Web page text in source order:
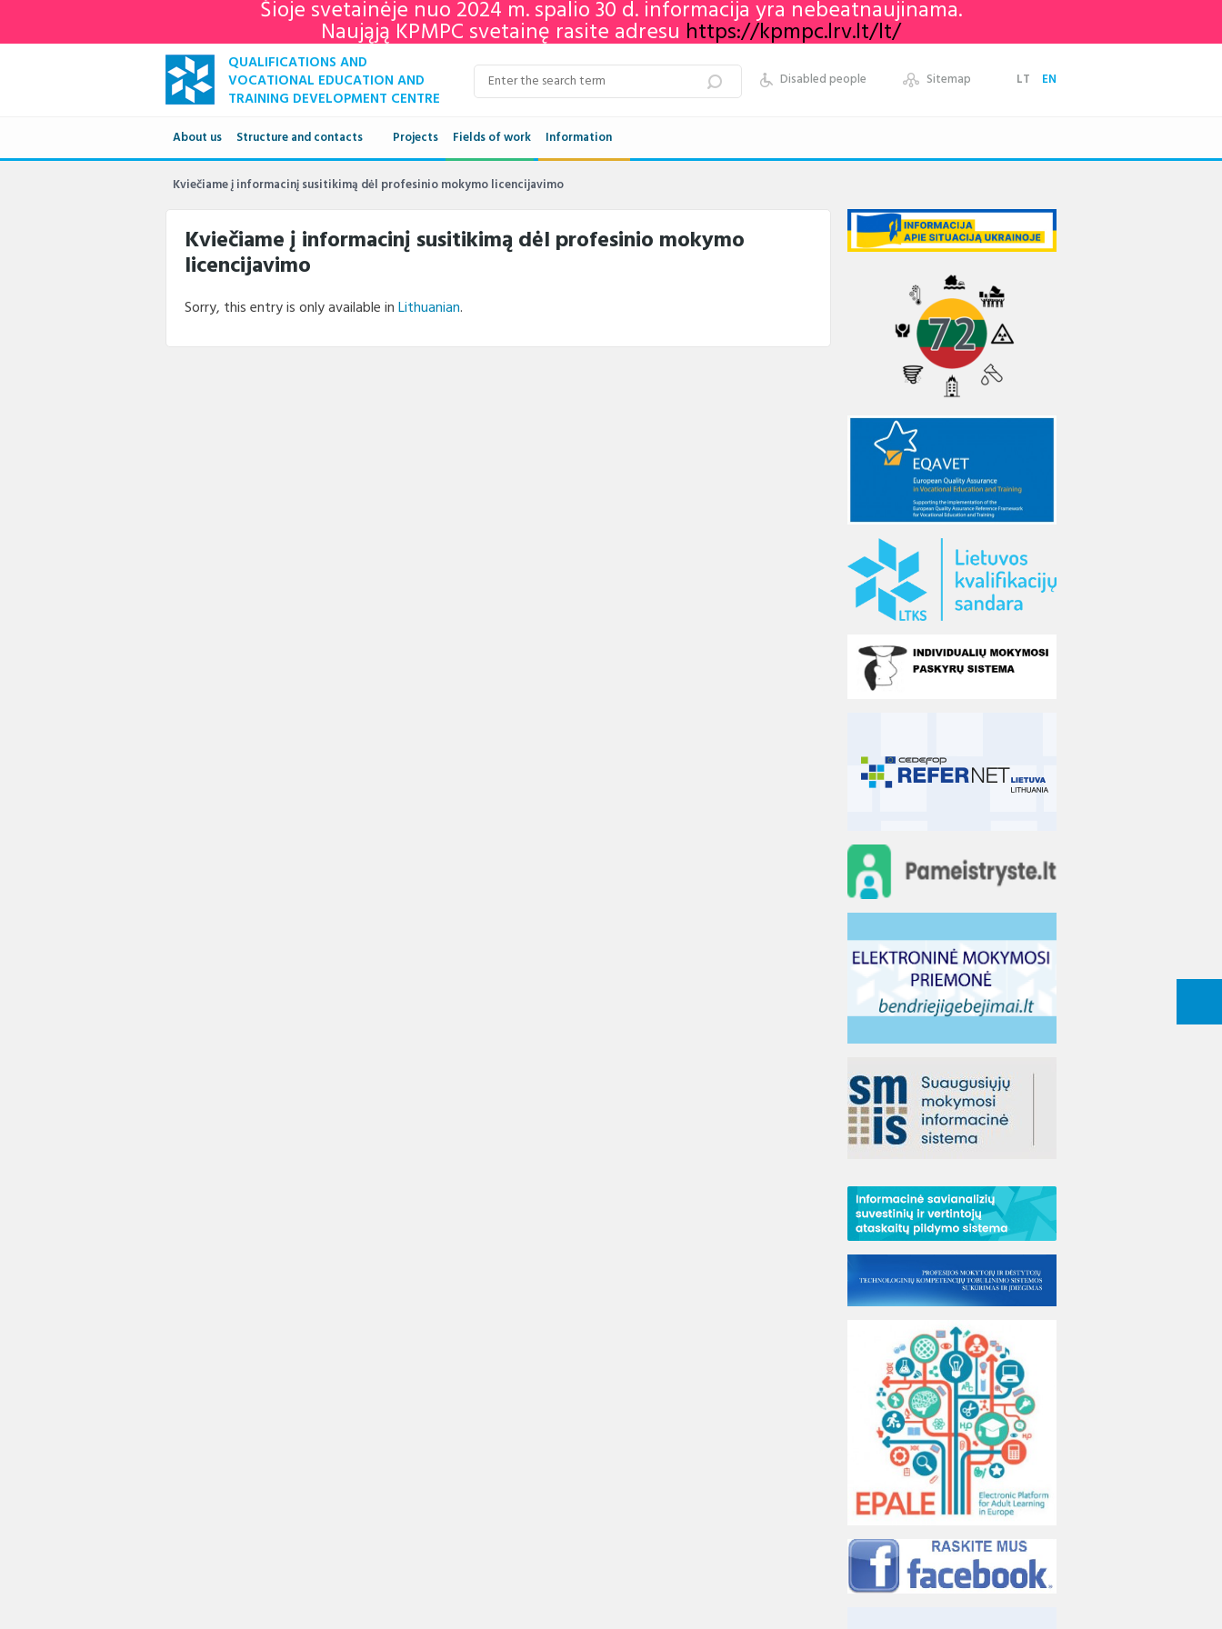
Šioje svetainėje nuo 2024 m. spalio 30 d. informacija yra nebeatnaujinama.
Naująją KPMPC svetainę rasite adresu https://kpmpc.lrv.lt/lt/
QUALIFICATIONS AND
VOCATIONAL EDUCATION AND
TRAINING DEVELOPMENT CENTRE
LT EN
Sitemap
Disabled people
About us Structure and contacts
Structure
Projects Fields of work Information
Qualifications framework
Kviečiame į informacinį susitikimą dėl profesinio mokymo licencijavimo
Kviečiame į informacinį susitikimą dėl profesinio mokymo
licencijavimo
Sorry, this entry is only available inLithuanian.